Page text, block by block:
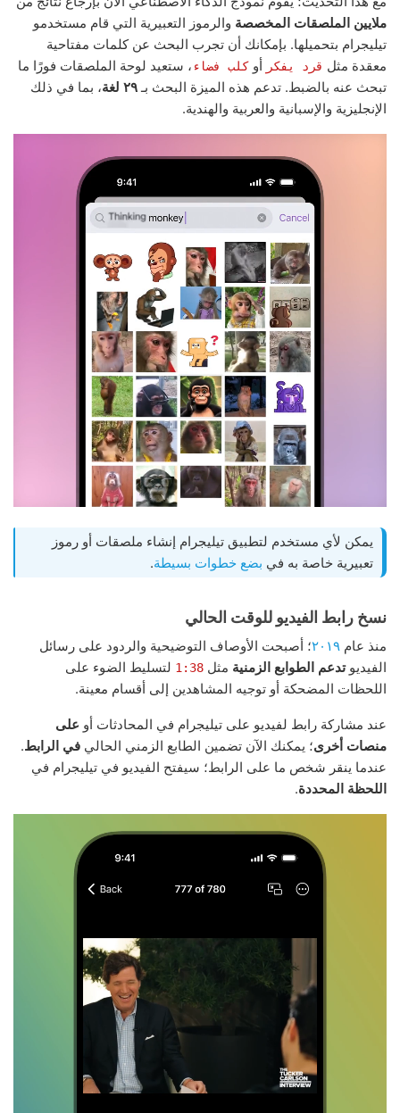
ملايين الملصقات المخصصة والرموز التعبيرية التي قام مستخدمو
تيليجرام بتحميلها. بإمكانك أن تجرب البحث عن كلمات مفتاحية
معقدة مثل قرد يفكر أو كلب فضاء ، ستعيد لوحة الملصقات فورًا ما
تبحث عنه بالضبط. تدعم هذه الميزة البحث بـ٢٩ لغة
، بما في ذلك
الإنجليزية والإسبانية والعربية والهندية.
يمكن لأي مستخدم لتطبيق تيليجرام إنشاء ملصقات أو رموز
تعبيرية خاصة به في بضع خطوات بسيطة.
نسخ رابط الفيديو للوقت الحالي
منذ عام ٢٠١٩؛ أصبحت الأوصاف التوضيحية والردود على رسائل
الفيديوتدعم الطوابع الزمنية مثل 1:38 لتسليط الضوء على
اللحظات المضحكة أو توجيه المشاهدين إلى أقسام معينة.
عند مشاركة رابط لفيديو على تيليجرام في المحادثات أو على
منصات أخرى؛ يمكنك الآن تضمين الطابع الزمني الحالي في الرابط.
عندما ينقر شخص ما على الرابط؛ سيفتح الفيديو في تيليجرام في
اللحظة المحددة.